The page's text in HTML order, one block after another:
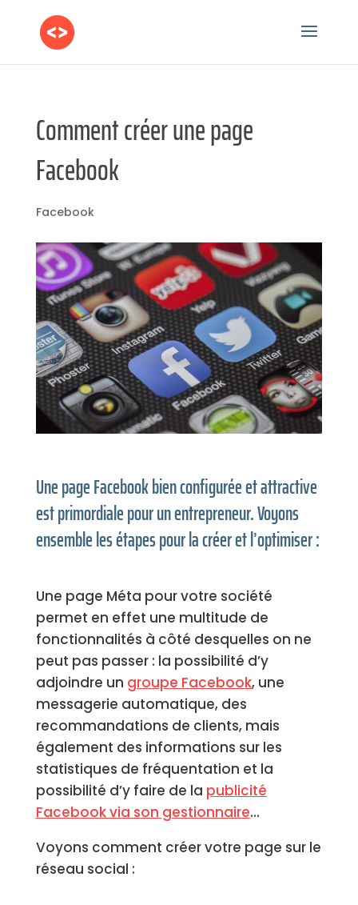
Comment créer une page
Facebook
Facebook
Une page Facebook bien configurée et attractive
est primordiale pour un entrepreneur. Voyons
ensemble les étapes pour la créer et l’optimiser :
Une page Méta pour votre société
permet en effet une multitude de
fonctionnalités à côté desquelles on ne
peut pas passer : la possibilité d’y
adjoindre un groupe Facebook, une
messagerie automatique, des
recommandations de clients, mais
également des informations sur les
statistiques de fréquentation et la
possibilité d’y faire de la publicité
Facebook via son gestionnaire…
Voyons comment créer votre page sur le
réseau social :